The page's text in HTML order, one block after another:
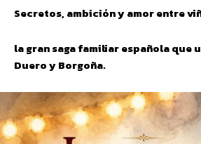
Secretos, ambición y amor entre
la gran saga familiar española que
Duero y Borgoña.